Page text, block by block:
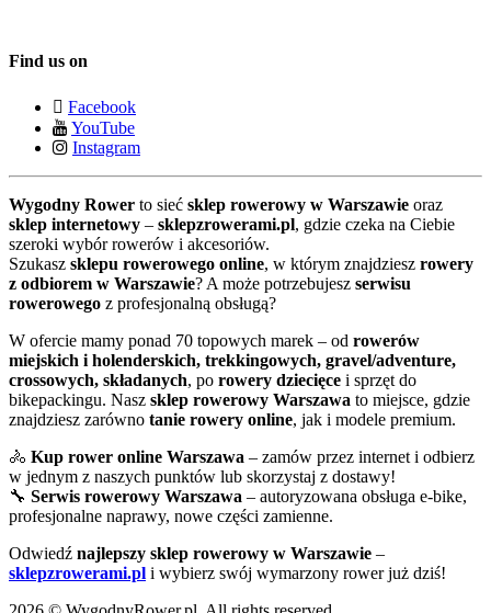
Find us on
Facebook
YouTube
Instagram
Wygodny Rower to sieć sklep rowerowy w Warszawie oraz
sklep internetowy – sklepzrowerami.pl, gdzie czeka na Ciebie
szeroki wybór rowerów i akcesoriów.
Szukasz sklepu rowerowego online, w którym znajdziesz rowery
z odbiorem w Warszawie? A może potrzebujesz serwisu
rowerowego z profesjonalną obsługą?
W ofercie mamy ponad 70 topowych marek – od rowerów
miejskich i holenderskich, trekkingowych, gravel/adventure,
crossowych, składanych, po rowery dziecięce i sprzęt do
bikepackingu. Nasz sklep rowerowy Warszawa to miejsce, gdzie
znajdziesz zarówno tanie rowery online, jak i modele premium.
🚴 Kup rower online Warszawa – zamów przez internet i odbierz
w jednym z naszych punktów lub skorzystaj z dostawy!
🔧 Serwis rowerowy Warszawa – autoryzowana obsługa e-bike,
profesjonalne naprawy, nowe części zamienne.
Odwiedź najlepszy sklep rowerowy w Warszawie –
sklepzrowerami.pl i wybierz swój wymarzony rower już dziś!